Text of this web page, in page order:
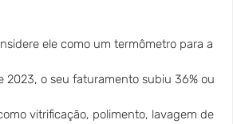
ele como um termômetro para a
2023, o seu faturamento subiu 36% ou
vitrificação, polimento, lavagem de